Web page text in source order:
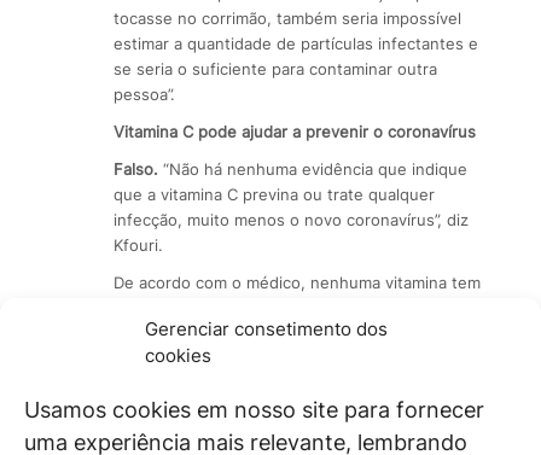
Gerenciar consetimento dos
cookies
Usamos cookies em nosso site para fornecer
uma experiência mais relevante, lembrando
tocasse no corrimão, também seria impossível
estimar a quantidade de partículas infectantes e
se seria o suficiente para contaminar outra
pessoa”.
Vitamina C pode ajudar a prevenir o coronavírus
Falso. “Não há nenhuma evidência que indique
que a vitamina C previna ou trate qualquer
infecção, muito menos o novo coronavírus”, diz
Kfouri.
De acordo com o médico, nenhuma vitamina tem
as chances de contágio, as melhores práticas são
lavar as mãos com frequência, evitar aglomerações
ou espirrar.
Cuba anuncia vacina contra coronavírus